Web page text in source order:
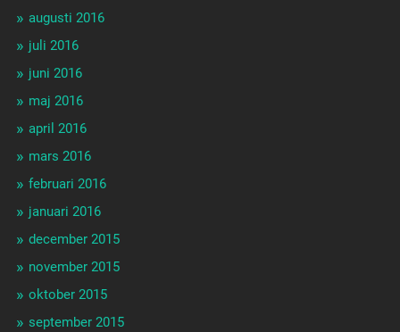
augusti 2016
juli 2016
juni 2016
maj 2016
april 2016
mars 2016
februari 2016
januari 2016
december 2015
november 2015
oktober 2015
september 2015